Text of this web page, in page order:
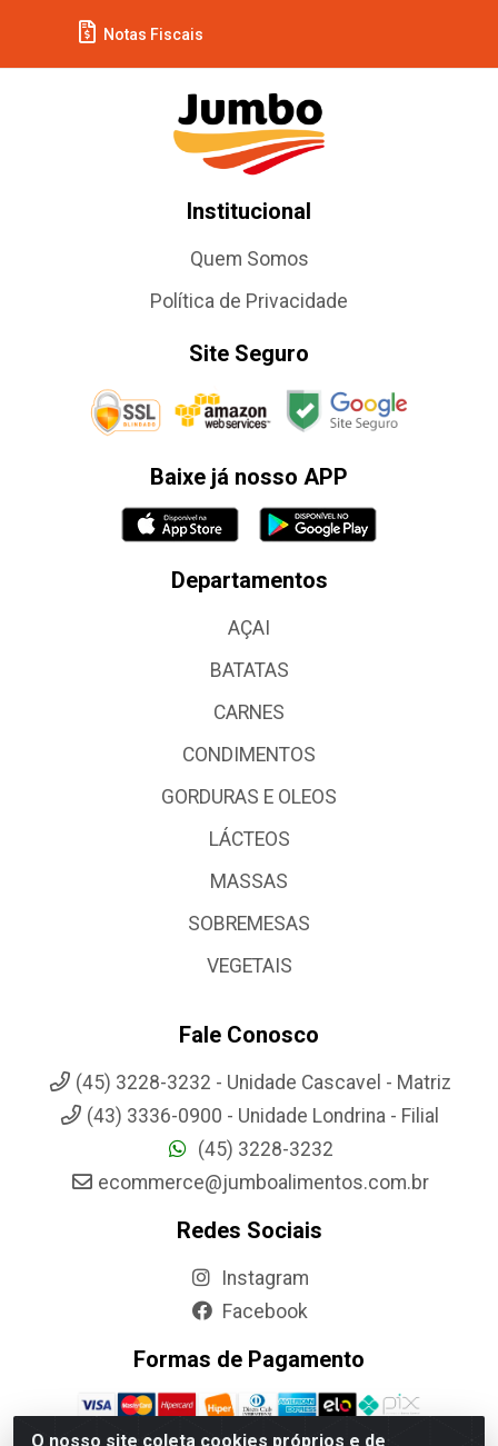
O nosso site coleta cookies próprios e de
Notas Fiscais
Institucional
Quem Somos
Política de Privacidade
Site Seguro
Baixe já nosso APP
Departamentos
AÇAI
BATATAS
CARNES
CONDIMENTOS
GORDURAS E OLEOS
LÁCTEOS
MASSAS
SOBREMESAS
VEGETAIS
Fale Conosco
(45) 3228-3232 - Unidade Cascavel - Matriz
(43) 3336-0900 - Unidade Londrina - Filial
(45) 3228-3232
ecommerce@jumboalimentos.com.br
Redes Sociais
Instagram
Facebook
Formas de Pagamento